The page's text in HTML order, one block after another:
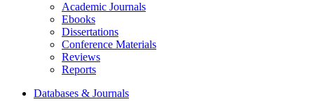
Academic Journals
Ebooks
Dissertations
Conference Materials
Reviews
Reports
Databases & Journals